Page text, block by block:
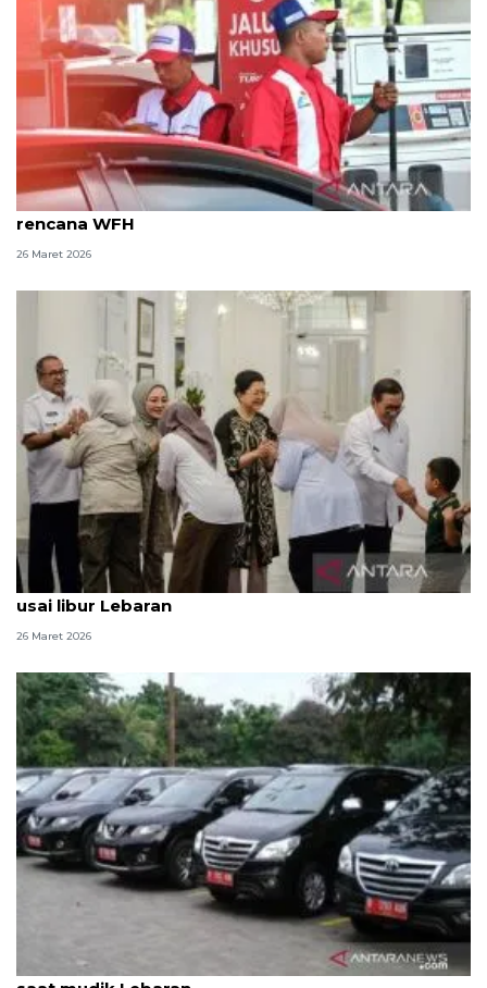
Pertamina Jatimbalinus siapkan mitigasi soal
rencana WFH
26 Maret 2026
95 persen ASN DKI masuk kerja di hari pertama
usai libur Lebaran
26 Maret 2026
Pemprov DKI bantah ada kendaraan dinas dipakai